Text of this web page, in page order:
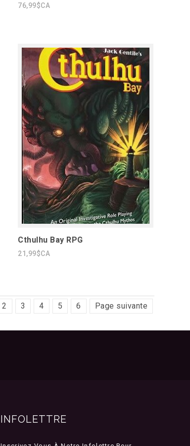
76,99$CA
Cthulhu Bay RPG
21,99$CA
2 3 4 5 6 Page suivante
INFOLETTRE